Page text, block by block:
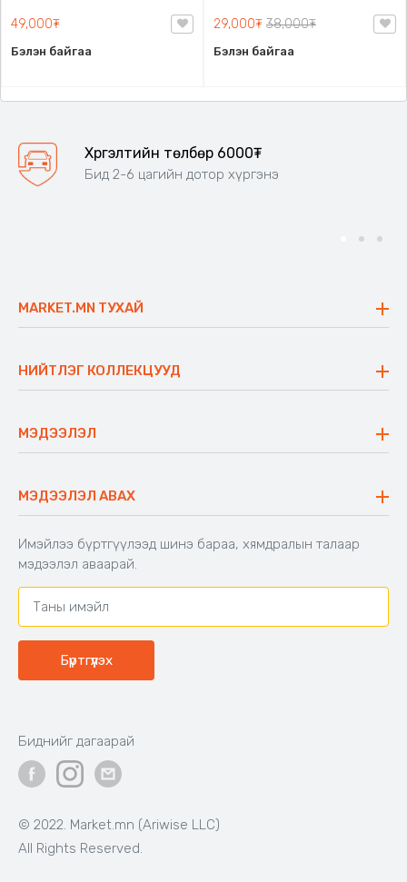
49,000₮
Бэлэн байгаа
29,000₮ 38,000₮
Бэлэн байгаа
Хүргэлтийн төлбөр 6000₮
Бид 2-6 цагийн дотор хүргэнэ
MARKET.MN ТУХАЙ
Үнэт зүйлс
Ажлын байр
Блог
НИЙТЛЭГ КОЛЛЕКЦУУД
Сүүдрэвч
Аяны ширээ
Аяны түшлэгтэй сандал
МЭДЭЭЛЭЛ
Буцаалтын журам
Захиалга шалгах
Хамтран ажиллах
Холбоо барих
МЭДЭЭЛЭЛ АВАХ
Имэйлээ бүртгүүлээд шинэ бараа, хямдралын талаар
мэдээлэл аваарай.
Бүртгүүлэх
© 2022. Market.mn (Ariwise LLC)
All Rights Reserved.
Биднийг дагаарай